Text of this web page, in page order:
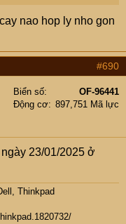
nao hop ly nho gon
#690
Biển số
OF-96441
Động cơ
897,751 Mã lực
23/01/2025 ở
Thinkpad